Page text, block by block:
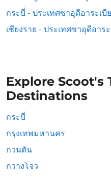
กระบี่ - ประเทศซาอุดีอาระเบีย
เชียงราย - ประเทศซาอุดีอาระ
Explore Scoot's
Destinations
กระบี่
กรุงเทพมหานคร
กวนตัน
กวางโจว